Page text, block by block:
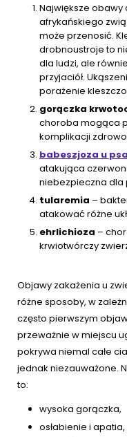
Największe
afrykańskiego
może przenosić.
drobnoustroje to
dla ludzi, ale
przyjaciół.
porażenie
gorączka
choroba mogąca
komplikacji
babeszjoza u psa
atakująca
niebezpieczna dla
tularemia –
atakować różne
ehrlichioza –
krwiotwórczy
Objawy zakażenia u
różne sposoby, w
często pierwszym
przeważnie w miejscu
pokrywa niemal całe
jednak niezauważone.
to:
wysoka gorączka,
osłabienie i apatia,